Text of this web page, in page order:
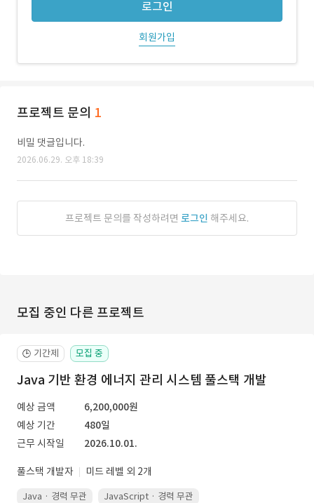
로그인
회원가입
프로젝트 문의 1
비밀 댓글입니다.
2026.06.29. 오후 18:39
프로젝트 문의를 작성하려면 로그인 해주세요.
모집 중인 다른 프로젝트
🕒 기간제 모집 중
Java 기반 환경 에너지 관리 시스템 풀스택 개발
예상 금액
6,200,000원
예상 기간
480일
근무 시작일
2026.10.01.
풀스택 개발자 미드 레벨 외 2개
Java · 경력 무관 JavaScript · 경력 무관